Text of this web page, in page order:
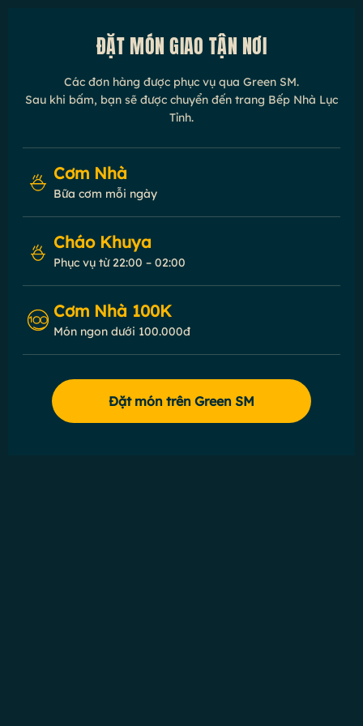
ĐẶT MÓN GIAO TẬN NƠI
Các đơn hàng được phục vụ qua Green SM.
Sau khi bấm, bạn sẽ được chuyển đến trang Bếp Nhà Lục
Tỉnh.
Cơm Nhà
Bữa cơm mỗi ngày
Cháo Khuya
Phục vụ từ 22:00 – 02:00
Cơm Nhà 100K
Món ngon dưới 100.000đ
Đặt món trên Green SM